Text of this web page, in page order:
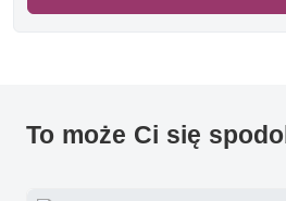
To może Ci się